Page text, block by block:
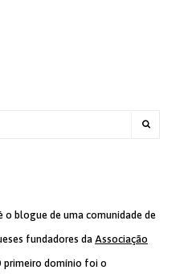
o blogue de uma comunidade de
fundadores da Associação
primeiro domínio foi o